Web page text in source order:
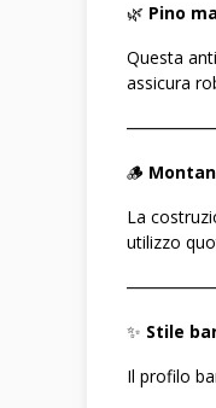
🌿 Pino
Questa
assicura
🪵
La
utilizzo
✨ Stile
Il profilo